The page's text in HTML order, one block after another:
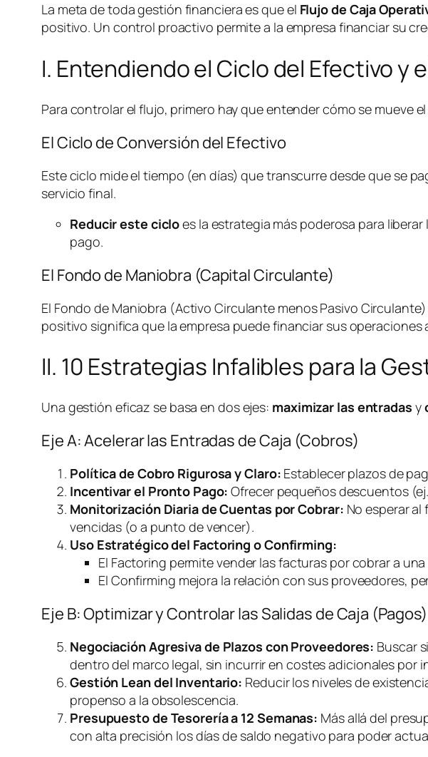
La meta de toda gestión financiera es que el Flujo de Caja
positivo. Un control proactivo permite a la empresa financiar su
I. Entendiendo el Ciclo del Efectivo y
Para controlar el flujo, primero hay que entender cómo se mueve
El Ciclo de Conversión del Efectivo
Este ciclo mide el tiempo (en días) que transcurre desde que se
servicio final.
Reducir este cicloes la estrategia más poderosa para
pago.
El Fondo de Maniobra (Capital Circulante)
El Fondo de Maniobra (Activo Circulante menos Pasivo
positivo significa que la empresa puede financiar sus
II. 10 Estrategias Infalibles para la
Una gestión eficaz se basa en dos ejes: maximizar las entradas y
Eje A: Acelerar las Entradas de Caja (Cobros)
Política de Cobro Rigurosa y Claro: Establecer plazos de
Incentivar el Pronto Pago: Ofrecer pequeños descuentos
Monitorización Diaria de Cuentas por Cobrar: No esperar
vencidas (o a punto de vencer).
Uso Estratégico del Factoring oConfirming:
El Factoring permite vender las facturas por cobrar a
El Confirming mejora la relación con sus proveedores,
Eje B: Optimizar y Controlar las Salidas de Caja (Pagos)
Negociación Agresiva de Plazos con Proveedores: Buscar
dentro del marco legal, sin incurrir en costes adicionales por
Gestión Lean del Inventario: Reducir los niveles de
propenso a la obsolescencia.
Presupuesto de Tesorería a 12 Semanas: Más allá del
con alta precisión los días de saldo negativo para poder